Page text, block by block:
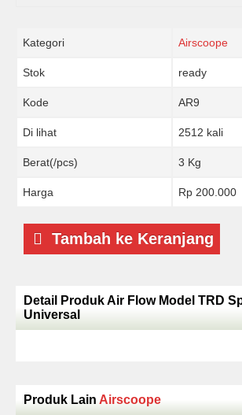
Kategori Airscoope
Stok ready
Kode AR9
Di lihat 2512 kali
Berat(/pcs) 3 Kg
Harga Rp 200.000
Tambah ke Keranjang
Detail Produk Air Flow Model TRD
Universal
Produk Lain Airscoope